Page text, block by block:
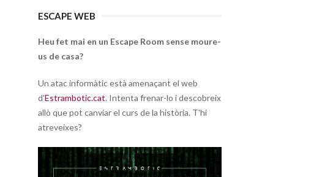
ESCAPE WEB
Heu fet mai en un Escape Room sense moure-
us de casa?
Un atac informàtic està amenaçant el web
d'Estrambotic.cat. Intenta frenar-lo i descobreix
allò que pot canviar el curs de la història. T'hi
atreveixes?